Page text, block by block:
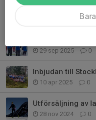
Info om
0
29 sep 2025 0
10 apr 2025 0
Utförsäljning av
28 nov 2024 0